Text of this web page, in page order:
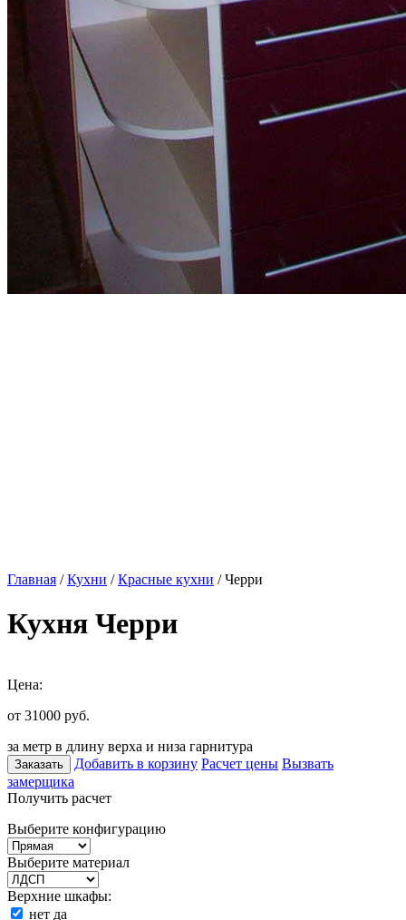
Главная /Кухни /Красные кухни / Черри
Кухня Черри
Цена:
от 31000 руб.
за метр в длину верха и низа гарнитура
Заказать Добавить в корзину Расчет цены Вызвать
замерщика
Получить расчет
Выберите конфигурацию
Выберите материал
Верхние шкафы:
нет да